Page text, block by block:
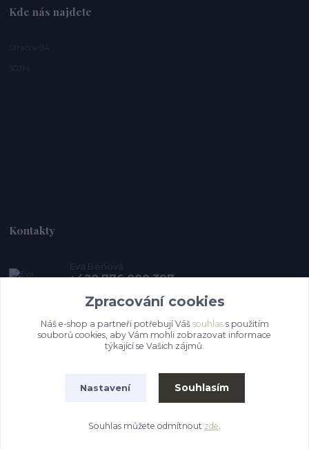
Kde nás najdete
Kontakty
Eva Beňová
+420 776 000 397
pro-zviratka@post.cz
Vytvořeno na Eshop-rychle.cz
Zpracování cookies
Náš e-shop a partneři potřebují Váš souhlass použitím
souborů cookies, aby Vám mohli zobrazovat informace
týkající se Vašich zájmů.
Nastavení Souhlasím
Souhlas můžete odmítnout zde